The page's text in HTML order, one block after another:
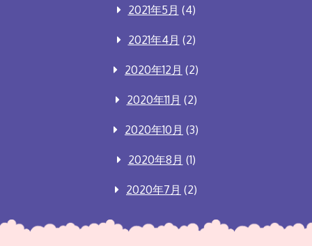
2021年5月 (4)
2021年4月 (2)
2020年12月 (2)
2020年11月 (2)
2020年10月 (3)
2020年8月 (1)
2020年7月 (2)